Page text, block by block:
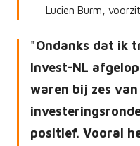
Lucien Burm,
Ondanks dat ik
Invest-NL
waren bij zes
positief. Vooral